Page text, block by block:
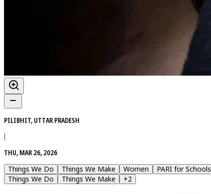
PILIBHIT, UTTAR PRADESH
|
THU, MAR 26, 2026
Things We Do
Things We Make Women
PARI for Schools
Things We Do
Things We Make +2